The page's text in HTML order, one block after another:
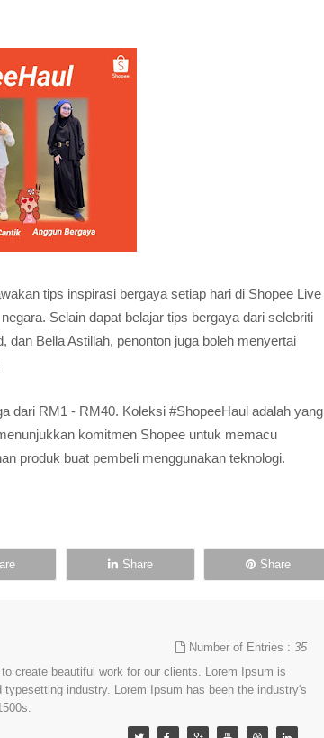
tips inspirasi bergaya setiap hari di Shopee Live
Selain dapat belajar tips bergaya dari selebriti
dan Bella Astillah, penonton juga boleh menyertai
dari RM1 - RM40. Koleksi #ShopeeHaul adalah yang
komitmen Shopee untuk memacu
produk buat pembeli menggunakan teknologi.
Share Share
Number of Entries :35
create beautiful work for our clients. Lorem Ipsum is
industry. Lorem Ipsum has been the industry's